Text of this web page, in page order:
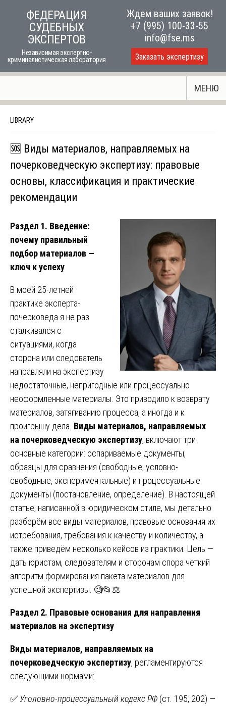
ФЕДЕРАЦИЯ
СУДЕБНЫХ
ЭКСПЕРТОВ
Независимая экспертно-
криминалистическая лаборатория
Ждем ваших заявок!
+7 (995) 100-33-55
info@fse.ms
Заказать экспертизу
МЕНЮ
LIBRARY
🆘 Виды материалов, направляемых на
почерковедческую экспертизу: правовые
основы, классификация и практические
рекомендации
Раздел 1. Введение:
почему правильный
подбор материалов —
ключ к успеху
В моей 25-летней
практике эксперта-
почерковеда я не раз
сталкивался с
ситуациями, когда
сторона или следователь
направляли на экспертизу
недостаточные, непригодные или процессуально
неоформленные материалы. Это приводило к возврату
материалов, затягиванию процесса, а иногда и к
проигрышу дела. Виды материалов, направляемых
на почерковедческую экспертизу, включают три
основные категории: оспариваемые документы,
образцы для сравнения (свободные, условно-
свободные, экспериментальные) и процессуальные
документы (постановление, определение). В настоящей
статье, написанной в юридическом стиле, мы детально
разберём все виды материалов, правовые основания их
истребования, требования к качеству и количеству, а
также приведём несколько кейсов из практики. Цель —
дать юристам, следователям и сторонам спора чёткий
алгоритм формирования пакета материалов для
успешной экспертизы. 🧐📂⚖️
Раздел 2. Правовые основания для направления
материалов на экспертизу
Виды материалов, направляемых на
почерковедческую экспертизу, регламентируются
следующими нормами:
✅ Уголовно-процессуальный кодекс РФ (ст. 195, 202) —